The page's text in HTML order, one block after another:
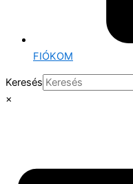
FIÓKOM
Keresés
×